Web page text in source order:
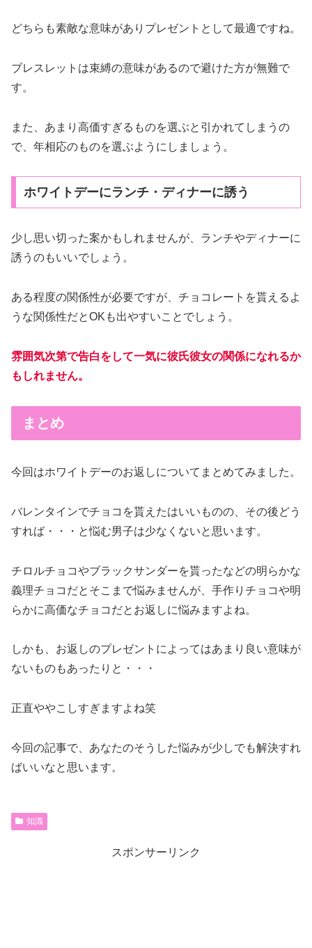
どちらも素敵な意味がありプレゼントとして最適ですね。
ブレスレットは束縛の意味があるので避けた方が無難で
す。
また、あまり高価すぎるものを選ぶと引かれてしまうの
で、年相応のものを選ぶようにしましょう。
ホワイトデーにランチ・ディナーに誘う
少し思い切った案かもしれませんが、ランチやディナーに
誘うのもいいでしょう。
ある程度の関係性が必要ですが、チョコレートを貰えるよ
うな関係性だとOKも出やすいことでしょう。
雰囲気次第で告白をして一気に彼氏彼女の関係になれるか
もしれません。
まとめ
今回はホワイトデーのお返しについてまとめてみました。
バレンタインでチョコを貰えたはいいものの、その後どう
すれば・・・と悩む男子は少なくないと思います。
チロルチョコやブラックサンダーを貰ったなどの明らかな
義理チョコだとそこまで悩みませんが、手作りチョコや明
らかに高価なチョコだとお返しに悩みますよね。
しかも、お返しのプレゼントによってはあまり良い意味が
ないものもあったりと・・・
正直ややこしすぎますよね笑
今回の記事で、あなたのそうした悩みが少しでも解決すれ
ばいいなと思います。
知識
スポンサーリンク